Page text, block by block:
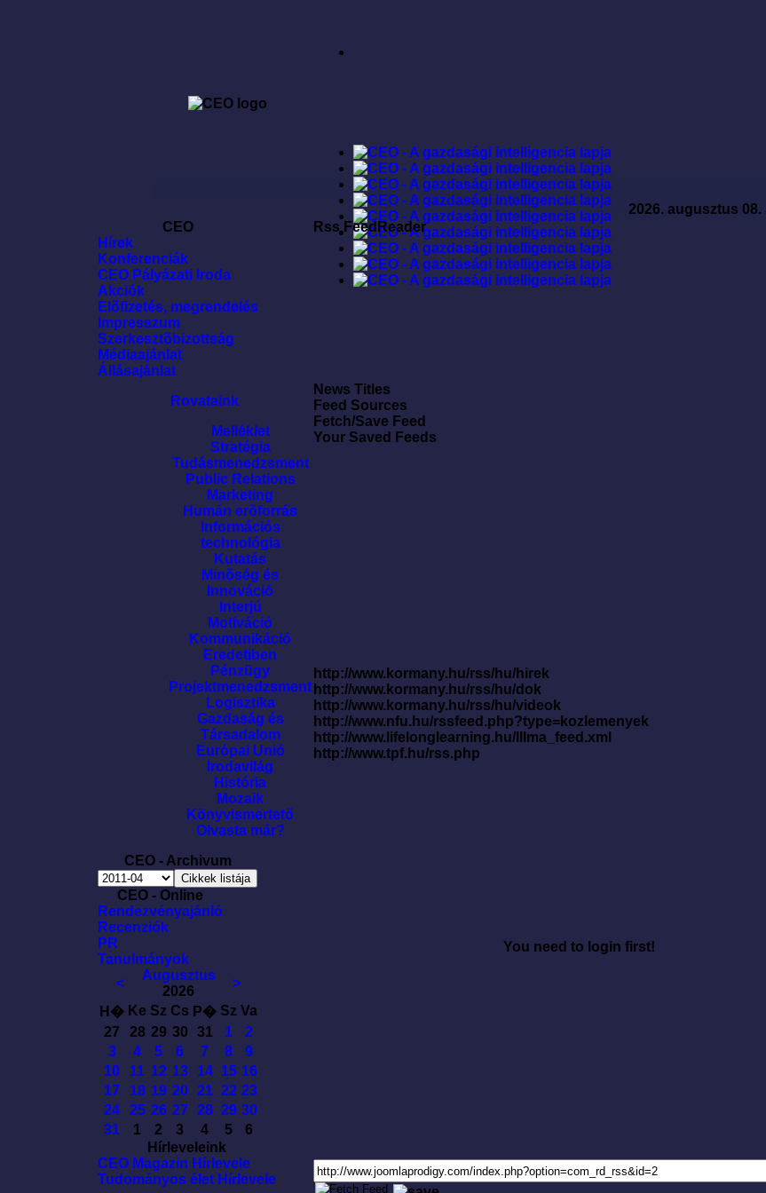
2026. augusztus 08.
CEO
Hírek
Konferenciák
CEO Pályázati Iroda
Akciók
Elõfizetés, megrendelés
Impresszum
Szerkesztõbizottság
Médiaajánlat
Állásajánlat
Rovataink
Melléklet
Stratégia
Tudásmenedzsment
Public Relations
Marketing
Humán erõforrás
Információs
technológia
Kutatás
Minõség és
Innováció
Interjú
Motíváció
Kommunikáció
Eredetiben
Pénzügy
Projektmenedzsment
Logisztika
Gazdaság és
Társadalom
Európai Unió
Irodavilág
História
Mozaik
Könyvismertetõ
Olvasta már?
CEO - Archivum
CEO - Online
Rendezvényajánló
Recenziók
PR
Tanulmányok
<
Augusztus
2026
>
H� Ke Sz Cs P� Sz Va
27
28 29 30 31 1
2
3
4 5 6 7 8
9
10
11 12 13 14 15 16
17
18 19 20 21 22 23
24
25 26 27 28 29 30
31
1 2 3 4 5
6
Hírleveleink
CEO Magazin Hírlevele
Tudományos élet Hírlevele
Rss FeedReader
News Titles
Feed Sources
Fetch/Save Feed
Your Saved Feeds
http://www.kormany.hu/rss/hu/hirek
http://www.kormany.hu/rss/hu/dok
http://www.kormany.hu/rss/hu/videok
http://www.nfu.hu/rssfeed.php?type=kozlemenyek
http://www.lifelonglearning.hu/lllma_feed.xml
http://www.tpf.hu/rss.php
You need to login first!